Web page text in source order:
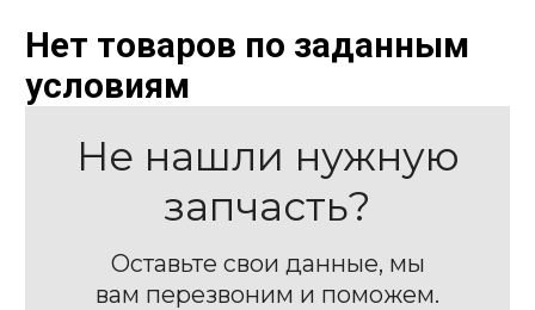
Нет товаров по заданным
условиям
Не нашли нужную
запчасть?
Оставьте свои данные, мы
вам перезвоним и поможем.